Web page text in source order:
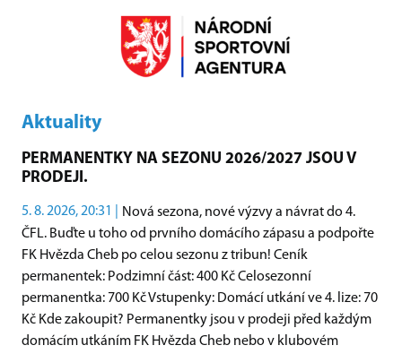
Aktuality
PERMANENTKY NA SEZONU 2026/2027 JSOU V
PRODEJI.
5. 8. 2026, 20:31 |
Nová sezona, nové výzvy a návrat do 4.
ČFL. Buďte u toho od prvního domácího zápasu a podpořte
FK Hvězda Cheb po celou sezonu z tribun! Ceník
permanentek: Podzimní část: 400 Kč Celosezonní
permanentka: 700 Kč Vstupenky: Domácí utkání ve 4. lize: 70
Kč Kde zakoupit? Permanentky jsou v prodeji před každým
domácím utkáním FK Hvězda Cheb nebo v klubovém